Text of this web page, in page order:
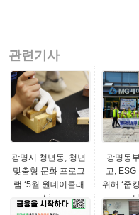
관련기사
광명시 청년동, 청년
맞춤형 문화 프로그
램 ‘5월 원데이클래
스’...
광명동
고, ESG
위해 ‘줍